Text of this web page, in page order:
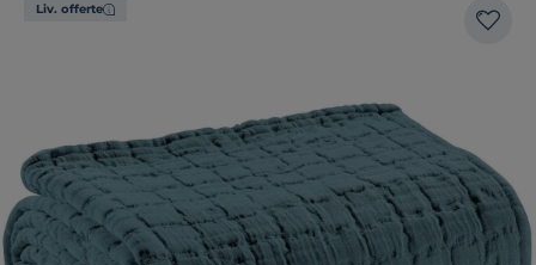
Liv. offerte